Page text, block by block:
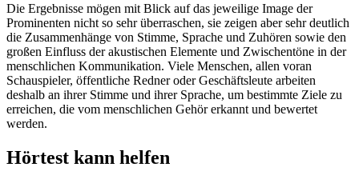
Die Ergebnisse mögen mit Blick auf das jeweilige Image der
Prominenten nicht so sehr überraschen, sie zeigen aber sehr deutlich
die Zusammenhänge von Stimme, Sprache und Zuhören sowie den
großen Einfluss der akustischen Elemente und Zwischentöne in der
menschlichen Kommunikation. Viele Menschen, allen voran
Schauspieler, öffentliche Redner oder Geschäftsleute arbeiten
deshalb an ihrer Stimme und ihrer Sprache, um bestimmte Ziele zu
erreichen, die vom menschlichen Gehör erkannt und bewertet
werden.
Hörtest kann helfen